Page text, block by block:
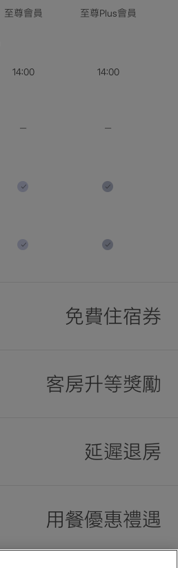
至尊會員
至尊Plus會員
14:00
14:00
免費住宿券
客房升等獎勵
延遲退房
用餐優惠禮遇